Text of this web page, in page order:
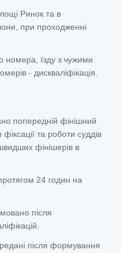
Ринок та в
при проходженні
номера, їзду з чужими
- дискваліфікація.
попередній фінішний
та роботи суддів
фінішерів в
24 годин на
після
після формування